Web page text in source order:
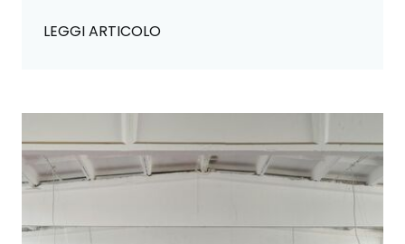
LEGGI ARTICOLO